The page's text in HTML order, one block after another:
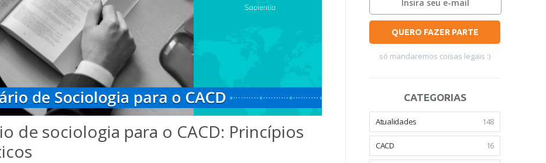
de sociologia para o CACD: Princípios
QUERO FAZER PARTE
só mandaremos coisas legais :)
CATEGORIAS
Atualidades 148
CACD 16